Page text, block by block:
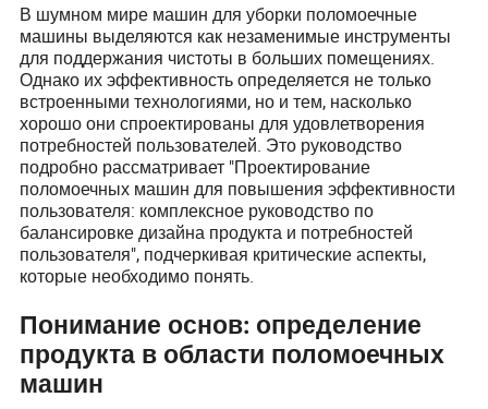
В шумном мире машин для уборки поломоечные
машины выделяются как незаменимые инструменты
для поддержания чистоты в больших помещениях.
Однако их эффективность определяется не только
встроенными технологиями, но и тем, насколько
хорошо они спроектированы для удовлетворения
потребностей пользователей. Это руководство
подробно рассматривает "Проектирование
поломоечных машин для повышения эффективности
пользователя: комплексное руководство по
балансировке дизайна продукта и потребностей
пользователя", подчеркивая критические аспекты,
которые необходимо понять.
Понимание основ: определение
продукта в области поломоечных
машин